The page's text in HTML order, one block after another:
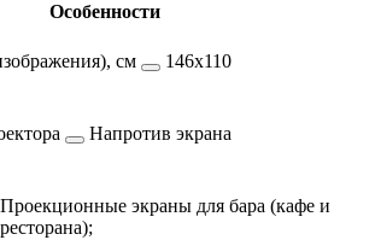
Особенности
см 146х110
Напротив экрана
Проекционные экраны для бара (кафе и
ресторана);